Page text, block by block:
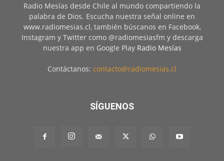
Radio Mesías desde Chile al mundo compartiendo la
palabra de Dios. Escucha nuestra señal online en
www.radiomesias.cl, también búscanos en Facebook,
Instagram y Twitter como @radiomesiasfm y descarga
nuestra app en Google Play Radio Mesías
Contáctanos: contacto@radiomesias.cl
SÍGUENOS